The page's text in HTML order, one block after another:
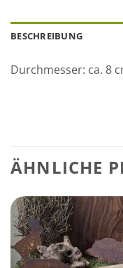
BESCHREIBUNG
Durchmesser: ca. 8
ÄHNLICHE